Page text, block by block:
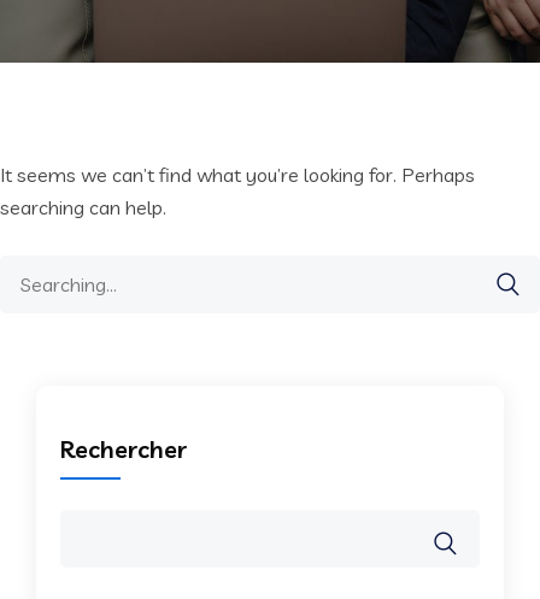
It seems we can’t find what you’re looking for. Perhaps
searching can help.
Rechercher